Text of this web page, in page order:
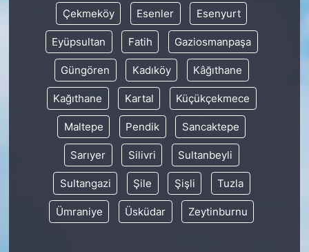
Çekmeköy Esenler Esenyurt
Eyüpsultan Fatih Gaziosmanpaşa
Güngören Kadıköy Kâğıthane
Kağıthane Kartal Küçükçekmece
Maltepe Pendik Sancaktepe
Sarıyer Silivri Sultanbeyli
Sultangazi Şile Şişli Tuzla
Ümraniye Üsküdar Zeytinburnu